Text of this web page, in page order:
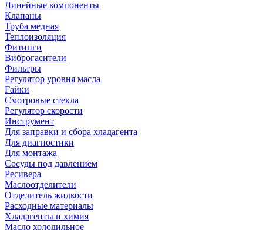
Линейные компоненты
Клапаны
Труба медная
Теплоизоляция
Фитинги
Виброгасители
Фильтры
Регулятор уровня масла
Гайки
Смотровые стекла
Регулятор скорости
Инструмент
Для заправки и сбора хладагента
Для диагностики
Для монтажа
Сосуды под давлением
Ресивера
Маслоотделители
Отделитель жидкости
Расходные материалы
Хладагенты и химия
Масло холодильное